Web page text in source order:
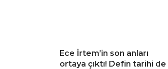
Ece İrtem’in son anları
ortaya çıktı! Defin tarihi de